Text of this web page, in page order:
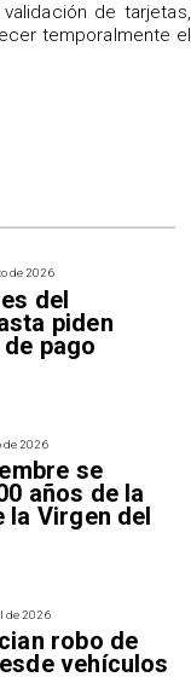
de tarjetas,
temporalmente el
de 2026
del
piden
pago
de 2026
se
años de la
la Virgen del
de 2026
robo de
vehículos